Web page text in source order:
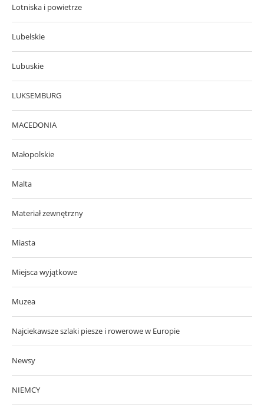
Lotniska i powietrze
Lubelskie
Lubuskie
LUKSEMBURG
MACEDONIA
Małopolskie
Malta
Materiał zewnętrzny
Miasta
Miejsca wyjątkowe
Muzea
Najciekawsze szlaki piesze i rowerowe w Europie
Newsy
NIEMCY